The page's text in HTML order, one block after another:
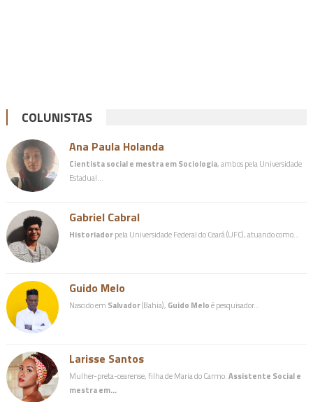
COLUNISTAS
Ana Paula Holanda
Cientista social e mestra em Sociologia, ambos pela Universidade
Estadual…
Gabriel Cabral
Historiadorpela Universidade Federal do Ceará (UFC), atuando como…
Guido Melo
Nascido em Salvador(Bahia), Guido Meloé pesquisador…
Larisse Santos
Mulher-preta-cearense, filha de Maria do Carmo.Assistente Social e
mestra em…